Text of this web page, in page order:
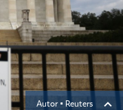
Autor ▪ Reuters